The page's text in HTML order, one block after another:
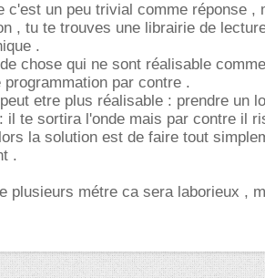
c'est un peu trivial comme réponse ,
, tu te trouves une librairie de
.
chose qui ne sont réalisable
programmation par contre .
etre plus réalisable : prendre un
il te sortira l'onde mais par contre il
la solution est de faire tout
.
plusieurs métre ca sera laborieux ,